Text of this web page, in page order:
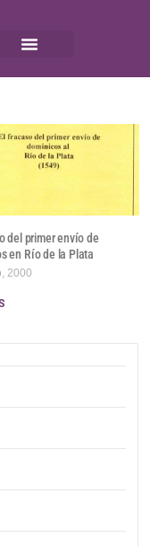
del primer envío de
en Río de la Plata
2000